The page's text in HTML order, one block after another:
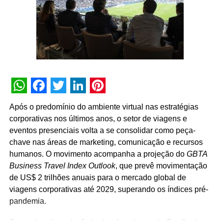
desenvolvimento do mercado passa, necessariamente,
pela valorização das pessoas que fazem os eventos
acontecerem”, afirma Paulo Ventura, presidente da
UBRAFE.
A iniciativa estabelece uma agenda permanente de
educativas, o compartilhamento de metodologias de
para os pavilhões e a atuação conjunta junto a órgãos
públicos e autoridades reguladoras.
Para Guto Guedes, presidente da ABRACE, “a assinatura
deste acordo representa um avanço importante para as
empresas de cenografia e montagem de estandes e,
principalmente, para os profissionais que atuam na
montagem e na desmontagem dos eventos. Acreditamos
que o fortalecimento do setor passa pela valorização das
WhatsApp
Facebook
Twitter
LinkedIn
Pinterest
Após o predomínio do ambiente virtual nas estratégias
corporativas nos últimos anos, o setor de viagens e
eventos presenciais volta a se consolidar como peça-
chave nas áreas de marketing, comunicação e recursos
humanos. O movimento acompanha a projeção do GBTA
Business Travel Index Outlook, que prevê movimentação
de US$ 2 trilhões anuais para o mercado global de
viagens corporativas até 2029, superando os índices pré-
pandemia.